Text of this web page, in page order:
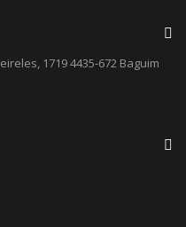
1719 4435-672 Baguim